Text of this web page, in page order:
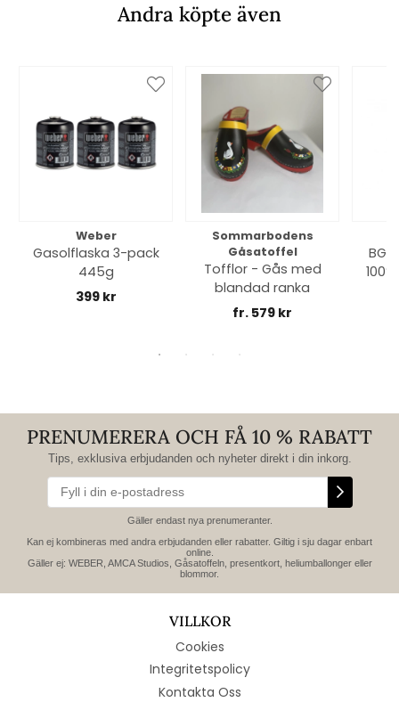
Andra köpte även
Weber
Gasolflaska 3-pack
445g
399 kr
Sommarbodens
Gåsatoffel
Tofflor - Gås med
blandad ranka
fr. 579 kr
PRENUMERERA OCH FÅ 10 % RABATT
Tips, exklusiva erbjudanden och nyheter direkt i din inkorg.
Gäller endast nya prenumeranter.
Kan ej kombineras med andra erbjudanden eller rabatter. Giltig i sju dagar enbart
online.
Gäller ej: WEBER, AMCA Studios, Gåsatoffeln, presentkort, heliumballonger eller
blommor.
VILLKOR
Cookies
Integritetspolicy
Kontakta Oss